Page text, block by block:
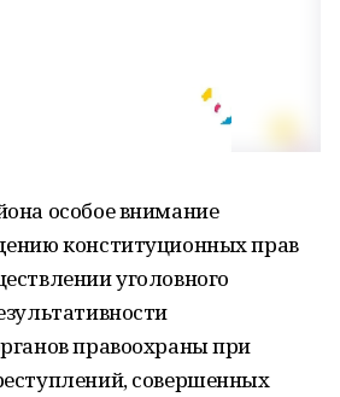
особое внимание
конституционных прав
уголовного
правоохраны при
совершенных